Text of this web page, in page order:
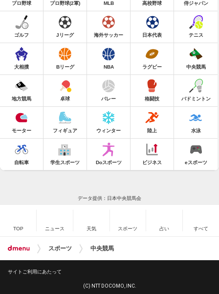
プロ野球 プロ野球(2軍) MLB 高校野球 侍ジャパン
ゴルフ Jリーグ 海外サッカー 日本代表 テニス
大相撲 Bリーグ NBA ラグビー 中央競馬
地方競馬 卓球 バレー 格闘技 バドミントン
モーター フィギュア ウィンター 陸上 水泳
自転車 学生スポーツ Doスポーツ ビジネス eスポーツ
データ提供：日本中央競馬会
TOP ニュース 天気 スポーツ 占い すべて
スポーツ 中央競馬
サイトご利用にあたって
(C) NTT DOCOMO, INC.